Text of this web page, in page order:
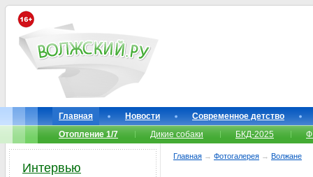
Главная Новости
Современное детство
Отопление 1/7
Дикие собаки БКД-2025
Главная → Фотогалерея → Волжане
Интервью